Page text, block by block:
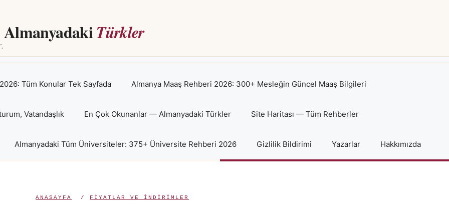
AlmanyadakiTürkler
Tüm Konular Tek Sayfada Almanya Maaş Rehberi 2026: 300+ Mesleğin Güncel Maaş Bilgileri
Vatandaşlık En Çok Okunanlar — Almanyadaki Türkler Site Haritası — Tüm Rehberler
Almanyadaki Tüm Üniversiteler: 375+ Üniversite Rehberi 2026 Gizlilik Bildirimi Yazarlar Hakkımızda
ANASAYFA / FIYATLAR VE INDIRIMLER